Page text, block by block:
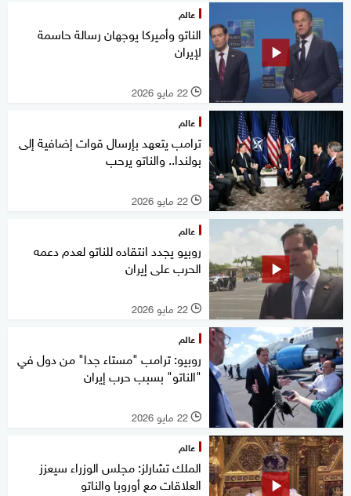
عالم
الناتو وأميركا يوجهان رسالة حاسمة
لإيران
l 22 مايو 2026
عالم
ترامب يتعهد بإرسال قوات إضافية إلى
بولندا.. والناتو يرحب
l 22 مايو 2026
عالم
روبيو يجدد انتقاده للناتو لعدم دعمه
الحرب على إيران
l 22 مايو 2026
عالم
روبيو: ترامب "مستاء جدا" من دول في
"الناتو" بسبب حرب إيران
l 22 مايو 2026
عالم
الملك تشارلز: مجلس الوزراء سيعزز
العلاقات مع أوروبا والناتو